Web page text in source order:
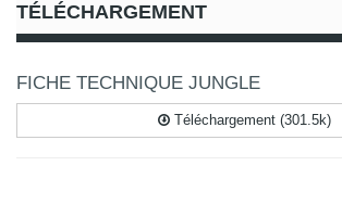
TÉLÉCHARGEMENT
FICHE TECHNIQUE JUNGLE
Téléchargement (301.5k)